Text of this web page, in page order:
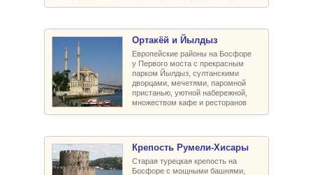
Ортакёй и Йылдыз
Европейские районы на Босфоре
у Первого моста с прекрасным
парком Йылдыз, султанскими
дворцами, мечетями, паромной
пристанью, уютной набережной,
множеством кафе и ресторанов
Крепость Румели-Xисары
Старая турецкая крепость на
Босфоре с мощными башнями,